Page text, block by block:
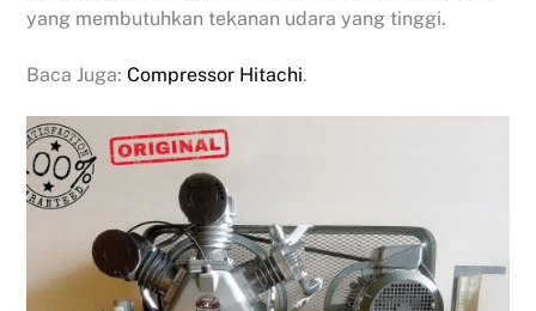
yang membutuhkan tekanan udara yang tinggi.
Baca Juga:Compressor Hitachi.